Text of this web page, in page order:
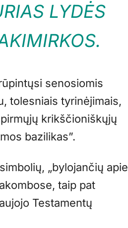
LYDĖS
senosiomis
tolesniais tyrinėjimais,
krikščioniškųjų
bazilikas”.
„bylojančių apie
taip pat
Testamentų